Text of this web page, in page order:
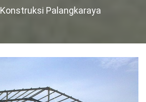
Konstruksi Palangkaraya